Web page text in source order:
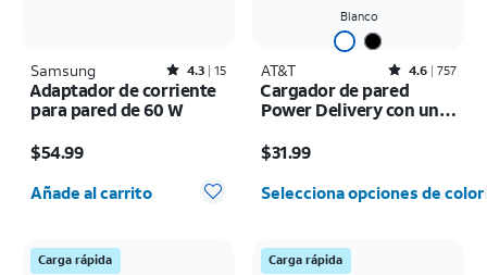
Samsung Rated4.3out of 5 stars with15reviews
4.3 15
Adaptador de corriente
para pared de 60 W
$54.99
Cantidad seleccionada: 0
Añade al carrito
Blanco
AT&T Rated4.6out of 5 stars with757reviews
4.6 757
Cargador de pared
Power Delivery con un
$31.99
Selecciona opciones de color
Carga rápida Carga rápida